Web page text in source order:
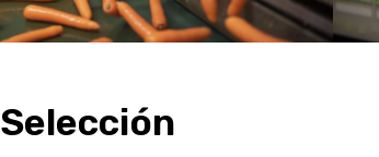
Selección